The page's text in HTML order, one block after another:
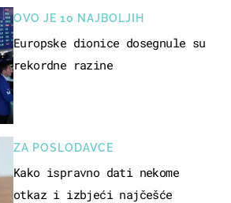
OVO JE 10 NAJBOLJIH
Europske dionice dosegnule su
rekordne razine
ZA POSLODAVCE
Kako ispravno dati nekome
otkaz i izbjeći najčešće